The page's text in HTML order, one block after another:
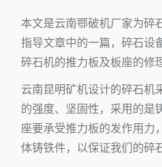
本文是云南鄂破机厂家为碎
指导文章中的一篇， 碎石设
碎石机的推力板及板座的修
云南昆明矿机设计的碎石机
的强度、坚固性，采用的是
座要承受推力板的发作用力
体铸铁件，以保证我们的碎